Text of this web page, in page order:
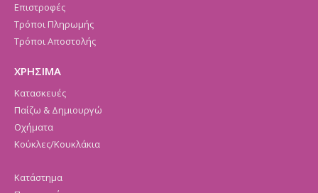
Επιστροφές
Τρόποι Πληρωμής
Τρόποι Αποστολής
ΧΡΗΣΙΜΑ
Κατασκευές
Παίζω & Δημιουργώ
Οχήματα
Κούκλες/Κουκλάκια
Κατάστημα